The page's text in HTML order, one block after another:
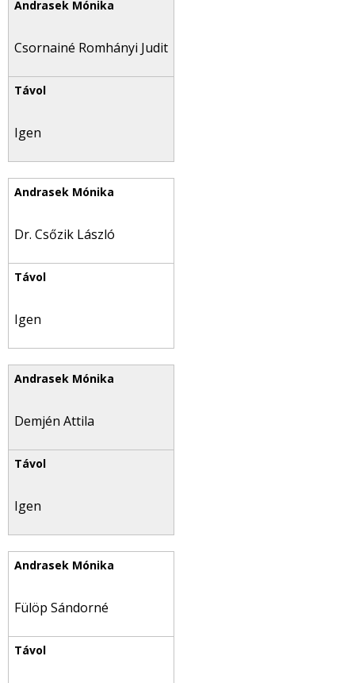
Csornainé Romhányi Judit
Igen
Dr. Csőzik László
Igen
Demjén Attila
Igen
Fülöp Sándorné